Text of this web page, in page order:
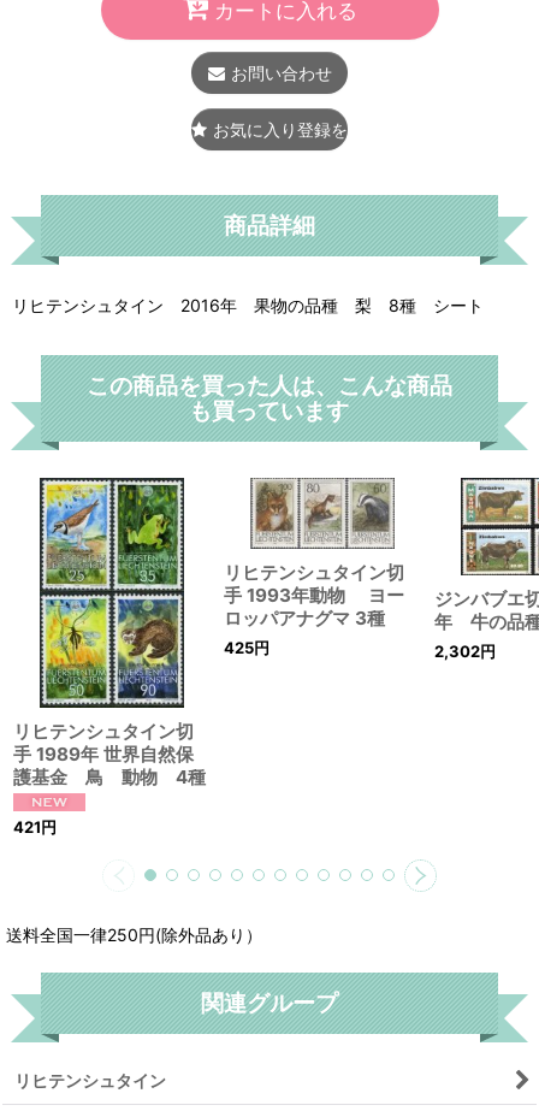
カートに入れる
お問い合わせ
お気に入り登録をする
商品詳細
リヒテンシュタイン 2016年 果物の品種 梨 8種 シート
この商品を買った人は、こんな商品
も買っています
リヒテンシュタイン切
手 1989年 世界自然保
護基金 鳥 動物 4種
421円
リヒテンシュタイン切
手 1993年動物 ヨー
ロッパアナグマ 3種
425円
ジンバブ
年 牛の品
2,302円
送料全国一律250円(除外品あり）
関連グループ
リヒテンシュタイン